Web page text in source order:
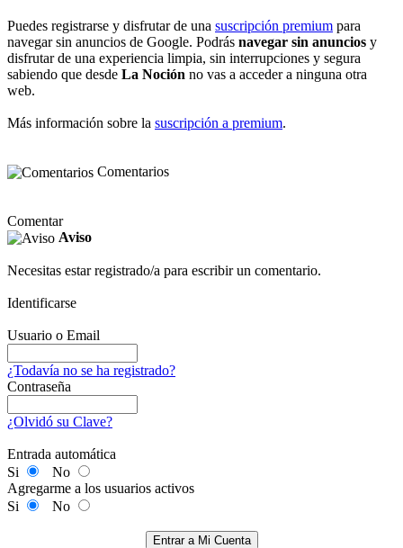
Puedes registrarse y disfrutar de una suscripción premium para
navegar sin anuncios de Google. Podrás navegar sin anuncios y
disfrutar de una experiencia limpia, sin interrupciones y segura
sabiendo que desde La Noción no vas a acceder a ninguna otra
web.
Más información sobre la suscripción a premium.
Comentarios
Comentar
Aviso
Necesitas estar registrado/a para escribir un comentario.
Identificarse
Usuario o Email
¿Todavía no se ha registrado?
Contraseña
¿Olvidó su Clave?
Entrada automática
Si
No
Agregarme a los usuarios activos
Si
No
Entrar a Mi Cuenta